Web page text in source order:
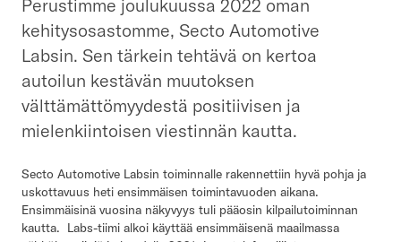
Secto Fleet Manager
Perustimme joulukuussa 2022 oman
kehitysosastomme, Secto Automotive
Labsin. Sen tärkein tehtävä on kertoa
autoilun kestävän muutoksen
välttämättömyydestä positiivisen ja
mielenkiintoisen viestinnän kautta.
Secto Automotive Labsin toiminnalle rakennettiin hyvä pohja ja
uskottavuus heti ensimmäisen toimintavuoden aikana.
Ensimmäisinä vuosina näkyvyys tuli pääosin kilpailutoiminnan
kautta. Labs-tiimi alkoi käyttää ensimmäisenä maailmassa